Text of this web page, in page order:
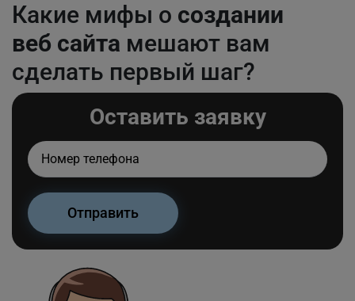
Какие мифы о создании
веб сайта мешают вам
сделать первый шаг?
Оставить заявку